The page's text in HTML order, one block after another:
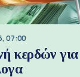
07:00
κερδών για